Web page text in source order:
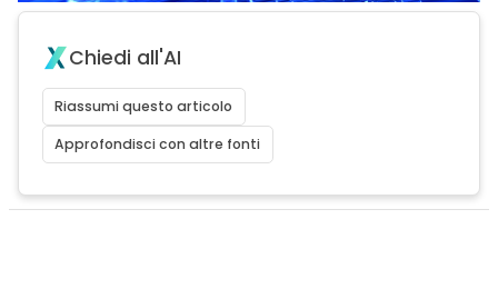
Chiedi all'AI
Riassumi questo articolo
Approfondisci con altre fonti